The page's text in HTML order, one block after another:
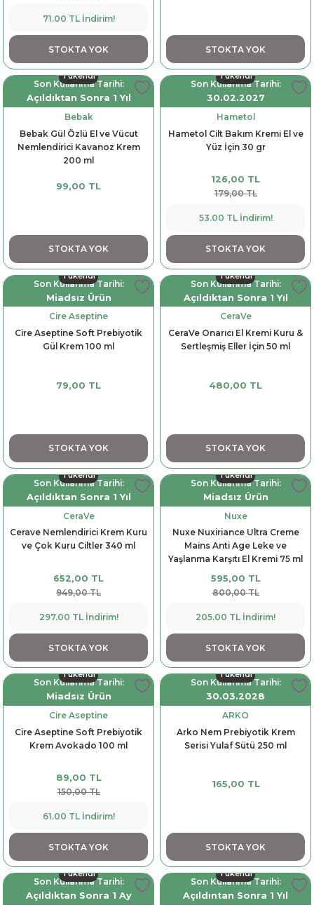
71.00 TL İndirim!
STOKTA YOK STOKTA YOK
Tükendi
Son Kullanma Tarihi:
Açıldıktan Sonra 1 Yıl
Bebak
Bebak Gül Özlü El ve Vücut
Nemlendirici Kavanoz Krem
200 ml
99,00 TL
STOKTA YOK
Tükendi
Son Kullanma Tarihi:
30.02.2027
Hametol
Hametol Cilt Bakım Kremi El ve
Yüz İçin 30 gr
126,00 TL
179,00 TL
53.00 TL İndirim!
STOKTA YOK
Tükendi
Son Kullanma Tarihi:
Miadsız Ürün
Cire Aseptine
Cire Aseptine Soft Prebiyotik
Gül Krem 100 ml
79,00 TL
STOKTA YOK
Tükendi
Son Kullanma Tarihi:
Açıldıktan Sonra 1 Yıl
CeraVe
CeraVe Onarıcı El Kremi Kuru &
Sertleşmiş Eller İçin 50 ml
480,00 TL
STOKTA YOK
Tükendi
Son Kullanma Tarihi:
Açıldıktan Sonra 1 Yıl
CeraVe
Cerave Nemlendirici Krem Kuru
ve Çok Kuru Ciltler 340 ml
652,00 TL
949,00 TL
297.00 TL İndirim!
STOKTA YOK
Tükendi
Son Kullanma Tarihi:
Miadsız Ürün
Nuxe
Nuxe Nuxiriance Ultra Creme
Mains Anti Age Leke ve
Yaşlanma Karşıtı El Kremi 75 ml
595,00 TL
800,00 TL
205.00 TL İndirim!
STOKTA YOK
Tükendi
Son Kullanma Tarihi:
Miadsız Ürün
Cire Aseptine
Cire Aseptine Soft Prebiyotik
Krem Avokado 100 ml
89,00 TL
150,00 TL
61.00 TL İndirim!
STOKTA YOK
Tükendi
Son Kullanma Tarihi:
30.03.2028
ARKO
Arko Nem Prebiyotik Krem
Serisi Yulaf Sütü 250 ml
165,00 TL
STOKTA YOK
Tükendi
Son Kullanma Tarihi:
Açıldıktan Sonra 1 Ay
Tükendi
Son Kullanma Tarihi:
Açıldıntan Sonra 1 Yıl